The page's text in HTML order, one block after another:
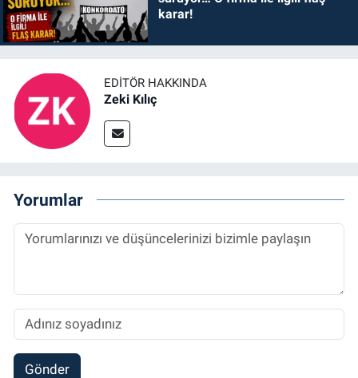
karar!
EDITÖR HAKKINDA
Zeki Kılıç
Yorumlar
Gönder